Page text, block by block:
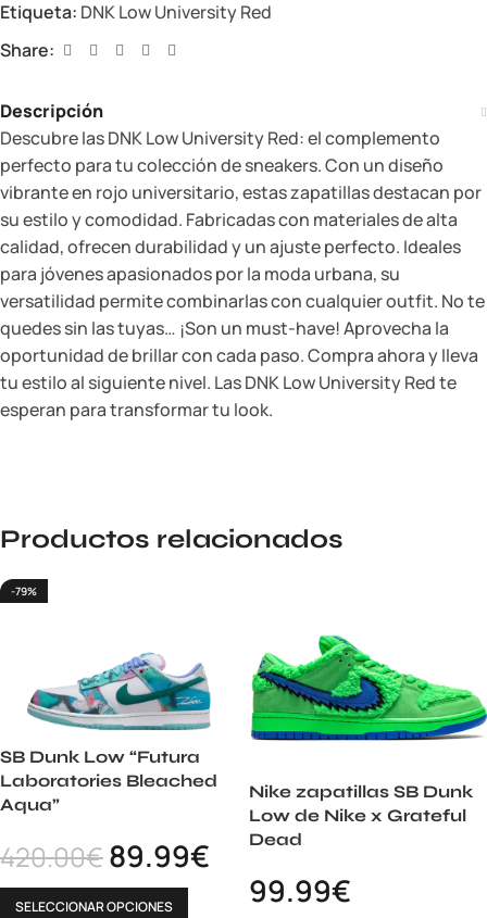
Etiqueta: DNK Low University Red
Share:
Descripción
Descubre las DNK Low University Red: el complemento
perfecto para tu colección de sneakers. Con un diseño
vibrante en rojo universitario, estas zapatillas destacan por
su estilo y comodidad. Fabricadas con materiales de alta
calidad, ofrecen durabilidad y un ajuste perfecto. Ideales
para jóvenes apasionados por la moda urbana, su
versatilidad permite combinarlas con cualquier outfit. No te
quedes sin las tuyas… ¡Son un must-have! Aprovecha la
oportunidad de brillar con cada paso. Compra ahora y lleva
tu estilo al siguiente nivel. Las DNK Low University Red te
esperan para transformar tu look.
Productos relacionados
-79%
SB Dunk Low “Futura
Laboratories Bleached
Aqua”
420.00€89.99€
SELECCIONAR OPCIONES
Nike zapatillas SB Dunk
Low de Nike x Grateful
Dead
99.99€